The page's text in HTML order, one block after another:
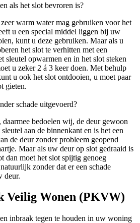
als het slot bevroren is?
warm water mag gebruiken voor het
u een special middel liggen bij uw
kunt u deze gebruiken. Maar als u
het slot te verhitten met een
sleutel opwarmen en in het slot steken
u zeker 2 á 3 keer doen. Met behulp
u ook het slot ontdooien, u moet paar
gieten.
schade uitgevoerd?
bedoelen wij, de deur gewoon
aan de binnenkant en is het een
de deur zonder probleem geopend
Maar als uw deur op slot gedraaid is
dan moet het slot spijtig genoeg
zonder dat er een schade
deur.
Veilig Wonen (PKVW)
inbraak tegen te houden in uw woning